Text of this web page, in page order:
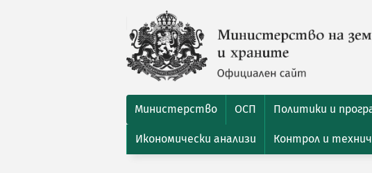
Министерство ОСП Политики и
Икономически анализи Контрол и